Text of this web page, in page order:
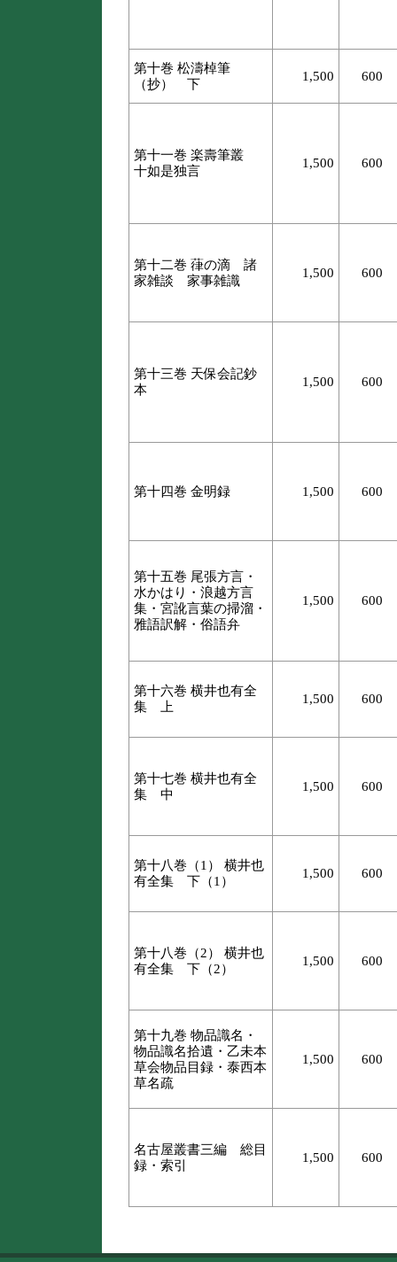
第十巻 松濤棹筆
（抄） 下
1,500 600
第十一巻 楽壽筆叢
十如是独言
1,500 600
第十二巻 葎の滴 諸
家雑談 家事雑識
1,500 600
第十三巻 天保会記鈔
本
1,500 600
第十四巻 金明録 1,500 600
第十五巻 尾張方言・
水かはり・浪越方言
集・宮訛言葉の掃溜・
雅語訳解・俗語弁
1,500 600
第十六巻 横井也有全
集 上
1,500 600
第十七巻 横井也有全
集 中
1,500 600
第十八巻（1） 横井也
有全集 下（1）
1,500 600
第十八巻（2） 横井也
有全集 下（2）
1,500 600
第十九巻 物品識名・
物品識名拾遺・乙未本
草会物品目録・泰西本
草名疏
1,500 600
名古屋叢書三編 総目
録・索引
1,500 600